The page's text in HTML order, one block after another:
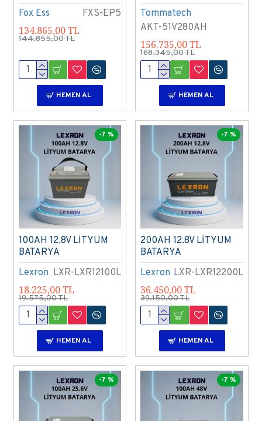
Fox Ess FXS-EP5
134.865,00 TL
144.855,00 TL
HEMEN AL
Tommatech
AKT-51V280AH
156.735,00 TL
168.345,00 TL
HEMEN AL
-7 %
Lexron LXR-LXR12100L
100AH 12.8V LİTYUM
BATARYA
18.225,00 TL
19.575,00 TL
HEMEN AL
-7 %
Lexron LXR-LXR12200L
200AH 12.8V LİTYUM
BATARYA
36.450,00 TL
39.150,00 TL
HEMEN AL
-7 % -7 %